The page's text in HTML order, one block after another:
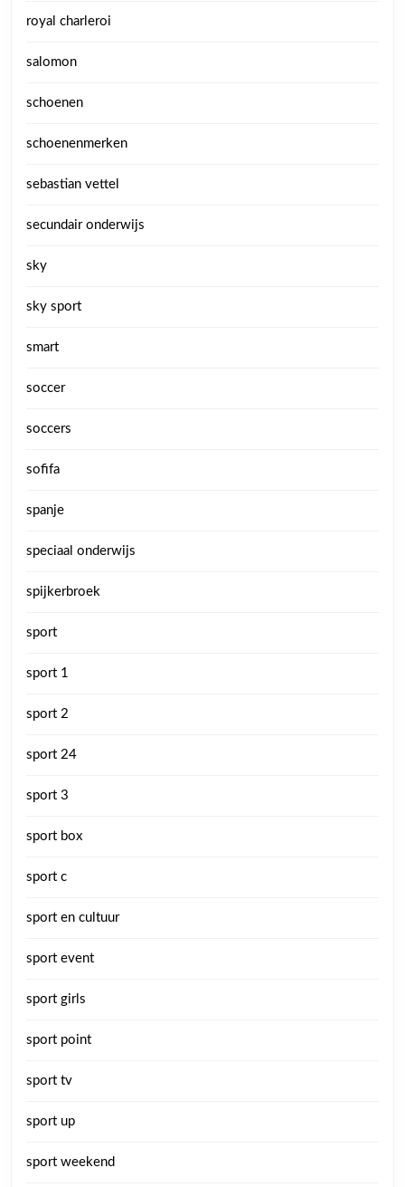
royal charleroi
salomon
schoenen
schoenenmerken
sebastian vettel
secundair onderwijs
sky
sky sport
smart
soccer
soccers
sofifa
spanje
speciaal onderwijs
spijkerbroek
sport
sport 1
sport 2
sport 24
sport 3
sport box
sport c
sport en cultuur
sport event
sport girls
sport point
sport tv
sport up
sport weekend